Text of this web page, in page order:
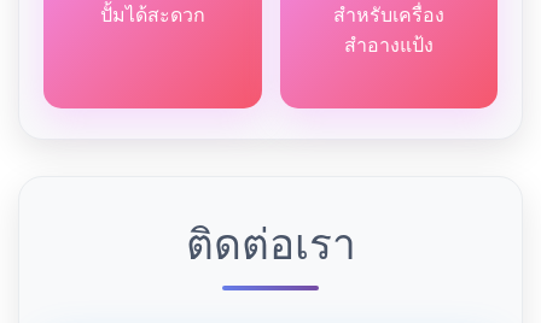
ปั้มได้สะดวก
สำหรับเครื่อง
สำอางแป้ง
ติดต่อเรา